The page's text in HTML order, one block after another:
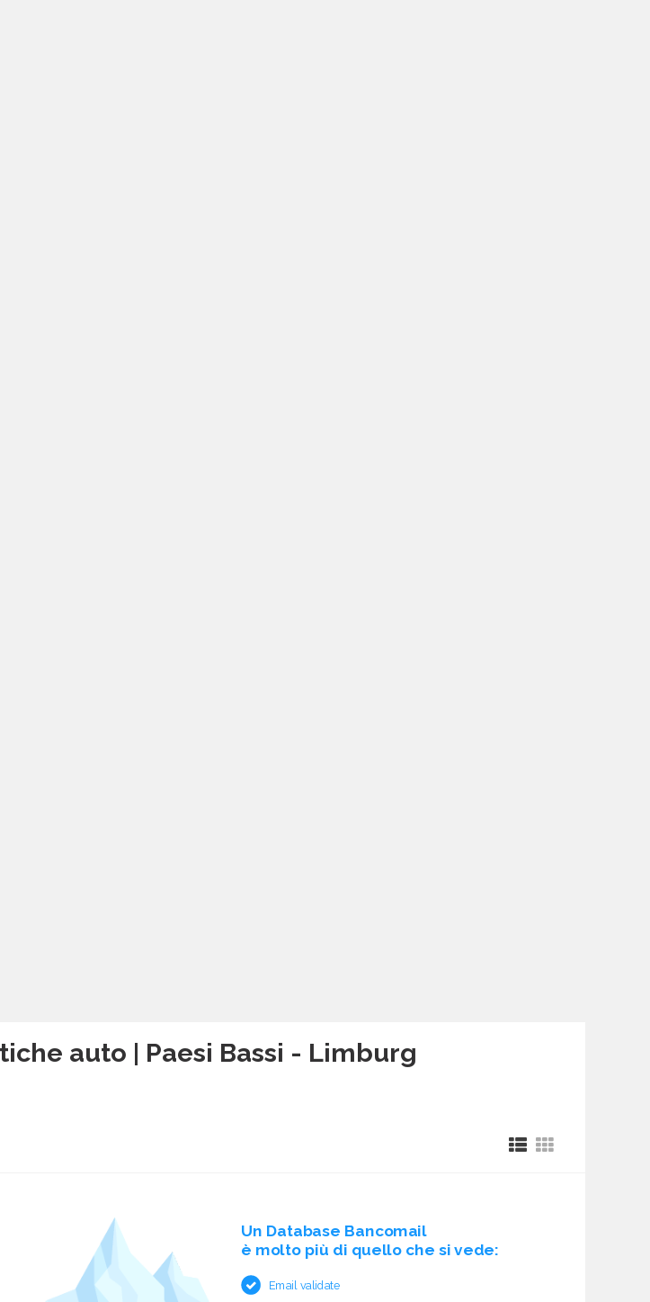
auto | Paesi Bassi - Limburg
Un Database Bancomail
è molto più di quello che si vede:
Email validate